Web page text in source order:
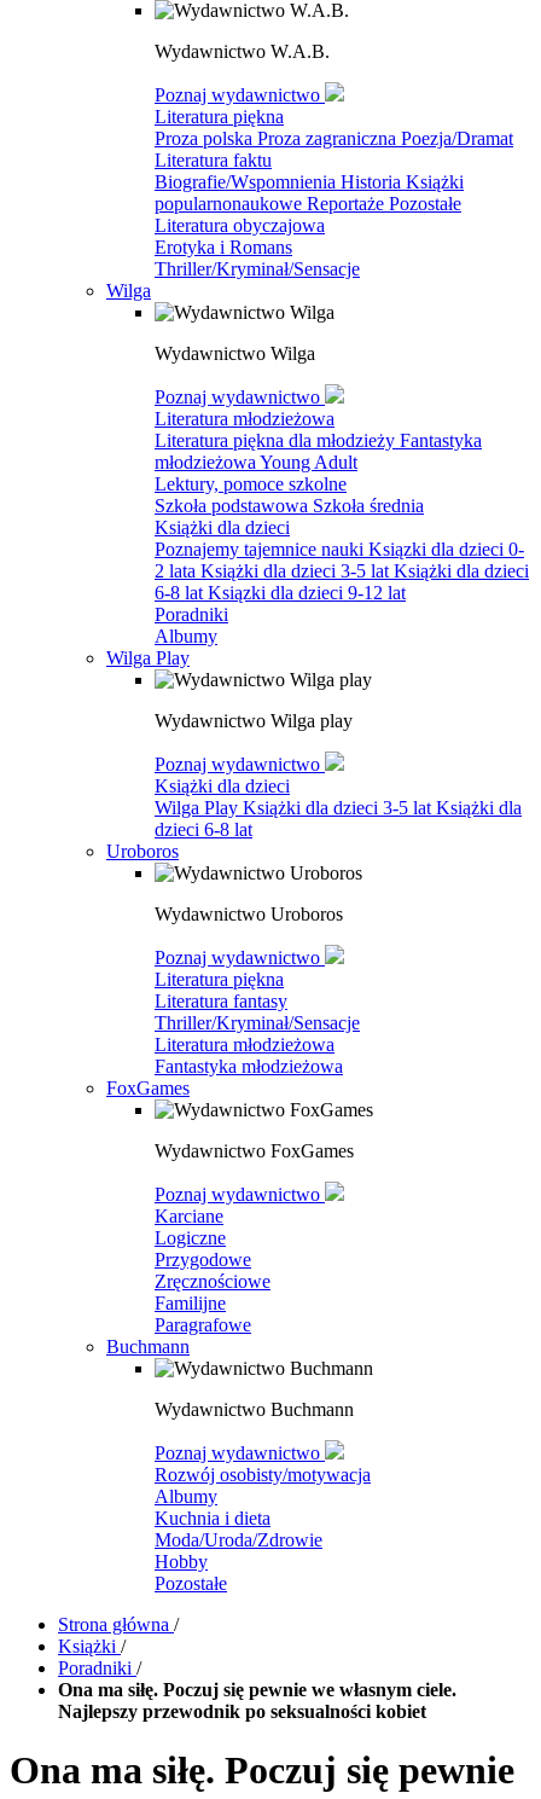
Wydawnictwo W.A.B.
Poznaj wydawnictwo
Literatura piękna
Proza polska Proza zagraniczna Poezja/Dramat
Literatura faktu
Biografie/Wspomnienia Historia Książki
popularnonaukowe Reportaże Pozostałe
Literatura obyczajowa
Erotyka i Romans
Thriller/Kryminał/Sensacje
Wilga
Wydawnictwo Wilga
Poznaj wydawnictwo
Literatura młodzieżowa
Literatura piękna dla młodzieży Fantastyka
młodzieżowa Young Adult
Lektury, pomoce szkolne
Szkoła podstawowa Szkoła średnia
Książki dla dzieci
Poznajemy tajemnice nauki Ksiązki dla dzieci 0-
2 lata Książki dla dzieci 3-5 lat Książki dla dzieci
6-8 lat Ksiązki dla dzieci 9-12 lat
Poradniki
Albumy
Wilga Play
Wydawnictwo Wilga play
Poznaj wydawnictwo
Książki dla dzieci
Wilga Play Książki dla dzieci 3-5 lat Książki dla
dzieci 6-8 lat
Uroboros
Wydawnictwo Uroboros
Poznaj wydawnictwo
Literatura piękna
Literatura fantasy
Thriller/Kryminał/Sensacje
Literatura młodzieżowa
Fantastyka młodzieżowa
FoxGames
Wydawnictwo FoxGames
Poznaj wydawnictwo
Karciane
Logiczne
Przygodowe
Zręcznościowe
Familijne
Paragrafowe
Buchmann
Wydawnictwo Buchmann
Poznaj wydawnictwo
Rozwój osobisty/motywacja
Albumy
Kuchnia i dieta
Moda/Uroda/Zdrowie
Hobby
Pozostałe
Strona główna /
Książki /
Poradniki /
Ona ma siłę. Poczuj się pewnie we własnym ciele.
Najlepszy przewodnik po seksualności kobiet
Ona ma siłę. Poczuj się pewnie